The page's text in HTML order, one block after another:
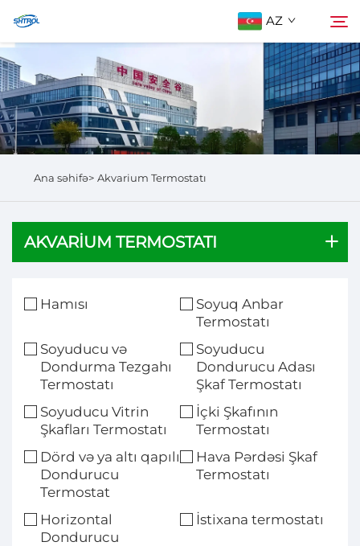
AZ
Biz Haqqımızda
Məhsullar
Axtarış
Ana səhifə> Akvarium Termostatı
AKVARIUM TERMOSTATI
Hamısı
Soyuq Anbar
Termostatı
Soyuducu və
Dondurma Tezgahı
Termostatı
Soyuducu
Dondurucu Adası
Şkaf Termostatı
Soyuducu Vitrin
Şkafları Termostatı
İçki Şkafının
Termostatı
Dörd və ya altı qapılı
Dondurucu
Termostat
Hava Pərdəsi Şkaf
Termostatı
Horizontal
Dondurucu
İstixana termostatı